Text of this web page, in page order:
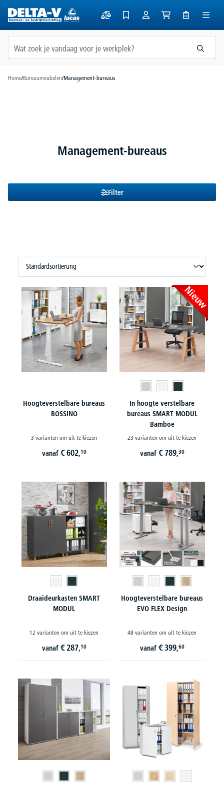
Home/Bureaumeubelen/Management-bureaus
Management-bureaus
Filter
Hoogteverstelbare bureaus
BOSSINO
3 varianten om uit te kiezen
vanaf € 602,10
Nieuw
In hoogte verstelbare
bureaus SMART MODUL
Bamboe
23 varianten om uit te kiezen
vanaf € 789,30
Draaideurkasten SMART
MODUL
12 varianten om uit te kiezen
vanaf € 287,10
Hoogteverstelbare bureaus
EVO FLEX Design
48 varianten om uit te kiezen
vanaf € 399,60